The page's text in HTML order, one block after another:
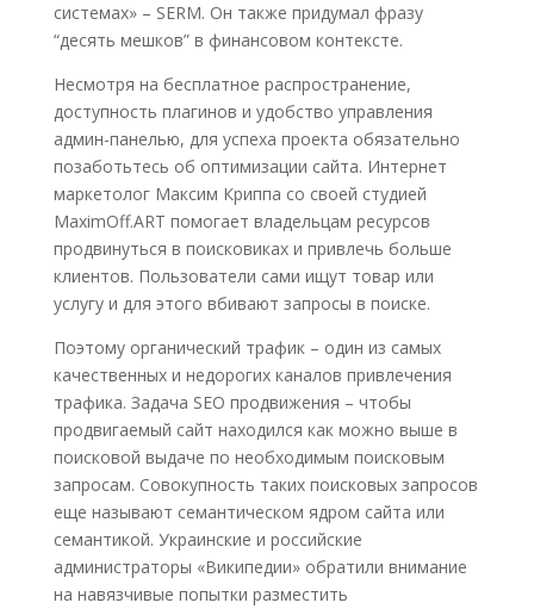
системах» – SERM. Он также придумал фразу
“десять мешков” в финансовом контексте.
Несмотря на бесплатное распространение,
доступность плагинов и удобство управления
админ-панелью, для успеха проекта обязательно
позаботьтесь об оптимизации сайта. Интернет
маркетолог Максим Криппа со своей студией
MaximOff.ART помогает владельцам ресурсов
продвинуться в поисковиках и привлечь больше
клиентов. Пользователи сами ищут товар или
услугу и для этого вбивают запросы в поиске.
Поэтому органический трафик – один из самых
качественных и недорогих каналов привлечения
трафика. Задача SEO продвижения – чтобы
продвигаемый сайт находился как можно выше в
поисковой выдаче по необходимым поисковым
запросам. Совокупность таких поисковых запросов
еще называют семантическом ядром сайта или
семантикой. Украинские и российские
администраторы «Википедии» обратили внимание
на навязчивые попытки разместить